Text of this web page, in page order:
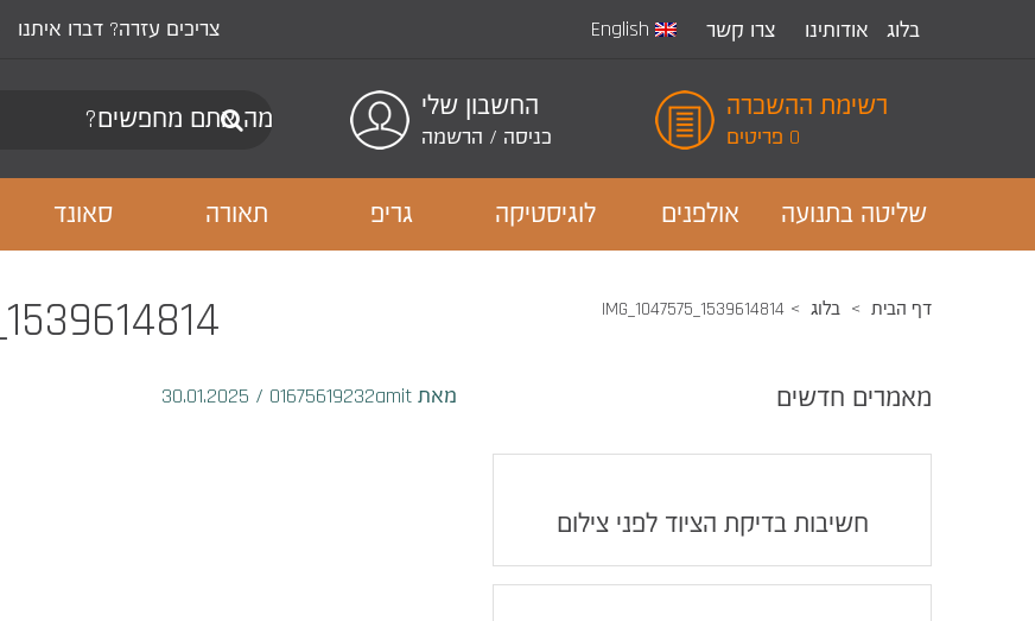
צריכים עזרה? דברו איתנו בלוג אודותינו צרו קשר English
החשבון שלי
כניסה / הרשמה
רשימת ההשכרה
0 פריטים
סאונד תאורה גריפ לוגיסטיקה אולפנים שליטה בתנועה
1539614814_IMG_1047575 דף הבית בלוג 1539614814_IMG_1047575
מאת 01675619232amit / מאמרים חדשים
חשיבות בדיקת הציוד לפני צילום